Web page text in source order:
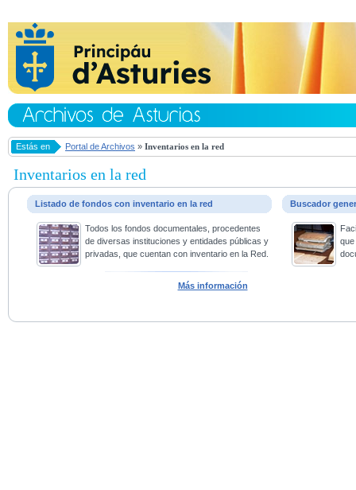
Estás en Portal de Archivos » Inventarios en la red
Inventarios en la red
Listado de fondos con inventario en la red
Todos los fondos documentales, procedentes
de diversas instituciones y entidades públicas y
privadas, que cuentan con inventario en la Red.
Más información
Buscador